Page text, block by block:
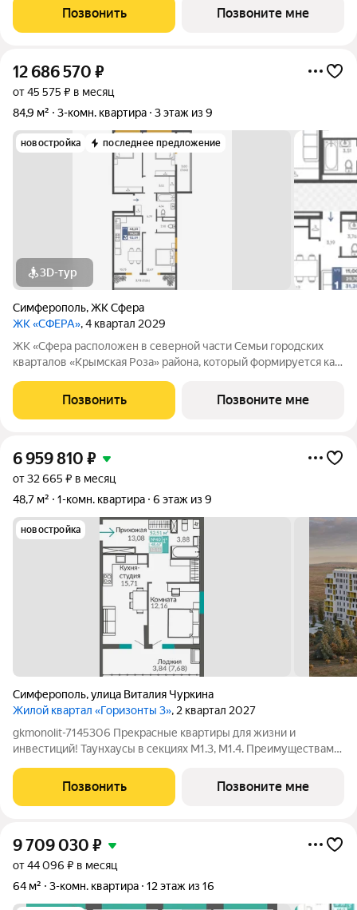
жизни. Микрорайон «Прогресс» это 5 современных кварталов
переменной этажности: 12,
Позвонить Позвоните мне
12 686 570 ₽
от 45 575 ₽ в месяц
84,9 м²
3-комн. квартира 3 этаж из 9
новостройка последнее предложение
3D-тур
Симферополь,ЖК Сфера
ЖК «СФЕРА», 4 квартал 2029
ЖК «Сфера расположен в северной части Семьи городских
кварталов «Крымская Роза» района, который формируется как
«Сфера» состоит из восьми домов высотой в 8 и 9 этажей.
Выбор для тех, кто смотрит
Позвонить Позвоните мне
6 959 810 ₽
от 32 665 ₽ в месяц
48,7 м²
1-комн. квартира 6 этаж из 9
новостройка
Симферополь,улица Виталия Чуркина
Жилой квартал «Горизонты 3», 2 квартал 2027
gkmonolit-7145306 Прекрасные квартиры для жизни и
инвестиций! Таунхаусы в секциях М1.3, М1.4. Преимуществами
отдельный вход. Квартир в комплексе 181 Высота потолков
2,85 Добавляйте объявление в
Позвонить Позвоните мне
9 709 030 ₽
от 44 096 ₽ в месяц
64 м²
3-комн. квартира 12 этаж из 16